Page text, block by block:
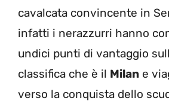
cavalcata convincente in
infatti i nerazzurri hanno
undici punti di vantaggio
classifica che è il Milan e
verso la conquista dello